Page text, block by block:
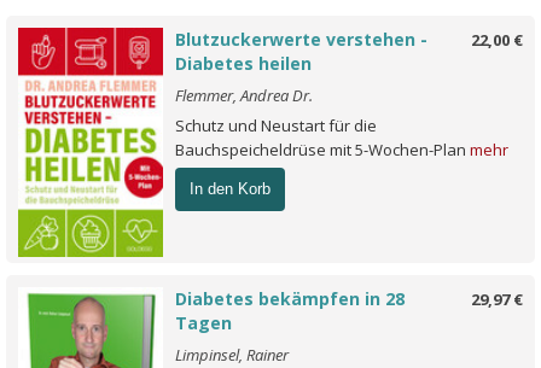
22,00 €
Blutzuckerwerte verstehen -
Diabetes heilen
Flemmer, Andrea Dr.
Schutz und Neustart für die
Bauchspeicheldrüse mit 5-Wochen-Plan mehr
In den Korb
29,97 €
Diabetes bekämpfen in 28
Tagen
Limpinsel, Rainer